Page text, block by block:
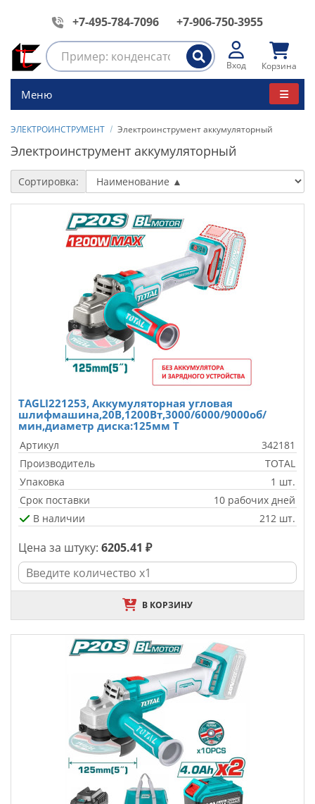
+7-495-784-7096 +7-906-750-3955
Вход Корзина
Меню
ЭЛЕКТРОИНСТРУМЕНТ Электроинструмент аккумуляторный
Электроинструмент аккумуляторный
Сортировка:
TAGLI221253, Аккумуляторная угловая
шлифмашина,20В,1200Вт,3000/6000/9000об/
мин,диаметр диска:125мм T
Артикул
342181
Производитель
TOTAL
Упаковка
1 шт.
Срок поставки
10 рабочих дней
В наличии
212 шт.
Цена за штуку: 6205.41 ₽
В КОРЗИНУ